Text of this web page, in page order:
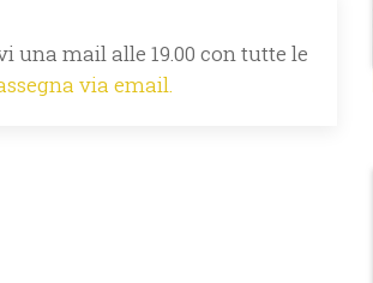
una mail alle 19.00 con tutte le
via email.